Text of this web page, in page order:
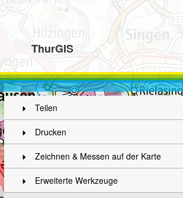
ThurGIS
Teilen
Drucken
Zeichnen & Messen auf der Karte
Erweiterte Werkzeuge